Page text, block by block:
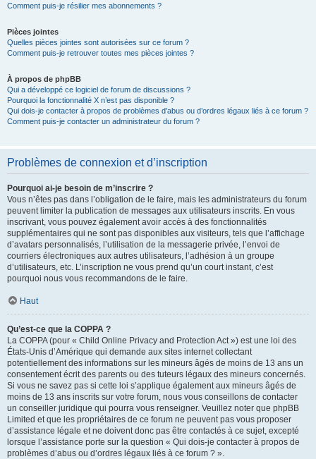
Comment puis-je résilier mes abonnements ?
Pièces jointes
Quelles pièces jointes sont autorisées sur ce forum ?
Comment puis-je retrouver toutes mes pièces jointes ?
À propos de phpBB
Qui a développé ce logiciel de forum de discussions ?
Pourquoi la fonctionnalité X n’est pas disponible ?
Qui dois-je contacter à propos de problèmes d’abus ou d’ordres légaux liés à ce forum ?
Comment puis-je contacter un administrateur du forum ?
Problèmes de connexion et d’inscription
Pourquoi ai-je besoin de m’inscrire ?
Vous n’êtes pas dans l’obligation de le faire, mais les administrateurs du forum
peuvent limiter la publication de messages aux utilisateurs inscrits. En vous
inscrivant, vous pouvez également avoir accès à des fonctionnalités
supplémentaires qui ne sont pas disponibles aux visiteurs, tels que l’affichage
d’avatars personnalisés, l’utilisation de la messagerie privée, l’envoi de
courriers électroniques aux autres utilisateurs, l’adhésion à un groupe
d’utilisateurs, etc. L’inscription ne vous prend qu’un court instant, c’est
pourquoi nous vous recommandons de le faire.
Haut
Qu’est-ce que la COPPA ?
La COPPA (pour « Child Online Privacy and Protection Act ») est une loi des
États-Unis d’Amérique qui demande aux sites internet collectant
potentiellement des informations sur les mineurs âgés de moins de 13 ans un
consentement écrit des parents ou des tuteurs légaux des mineurs concernés.
Si vous ne savez pas si cette loi s’applique également aux mineurs âgés de
moins de 13 ans inscrits sur votre forum, nous vous conseillons de contacter
un conseiller juridique qui pourra vous renseigner. Veuillez noter que phpBB
Limited et que les propriétaires de ce forum ne peuvent pas vous proposer
d’assistance légale et ne doivent donc pas être contactés à ce sujet, excepté
lorsque l’assistance porte sur la question « Qui dois-je contacter à propos de
problèmes d’abus ou d’ordres légaux liés à ce forum ? ».